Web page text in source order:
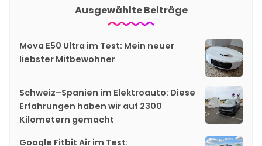
Ausgewählte Beiträge
Mova E50 Ultra im Test: Mein neuer
liebster Mitbewohner
Schweiz–Spanien im Elektroauto: Diese
Erfahrungen haben wir auf 2300
Kilometern gemacht
Google Fitbit Air im Test: